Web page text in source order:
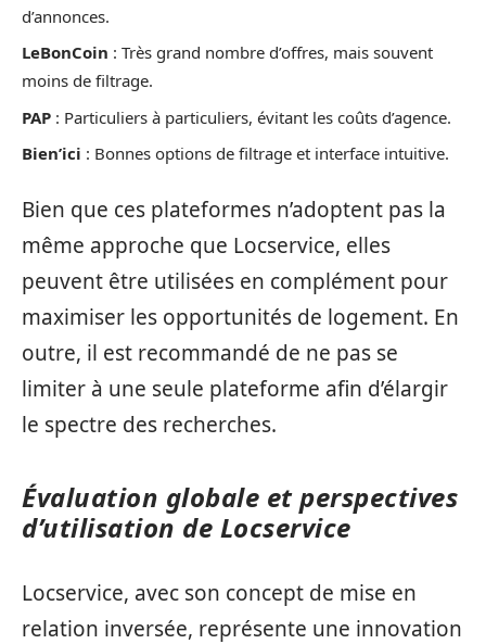
d’annonces.
LeBonCoin : Très grand nombre d’offres, mais souvent
moins de filtrage.
PAP : Particuliers à particuliers, évitant les coûts d’agence.
Bien’ici : Bonnes options de filtrage et interface intuitive.
Bien que ces plateformes n’adoptent pas la
même approche que Locservice, elles
peuvent être utilisées en complément pour
maximiser les opportunités de logement. En
outre, il est recommandé de ne pas se
limiter à une seule plateforme afin d’élargir
le spectre des recherches.
Évaluation globale et perspectives
d’utilisation de Locservice
Locservice, avec son concept de mise en
relation inversée, représente une innovation